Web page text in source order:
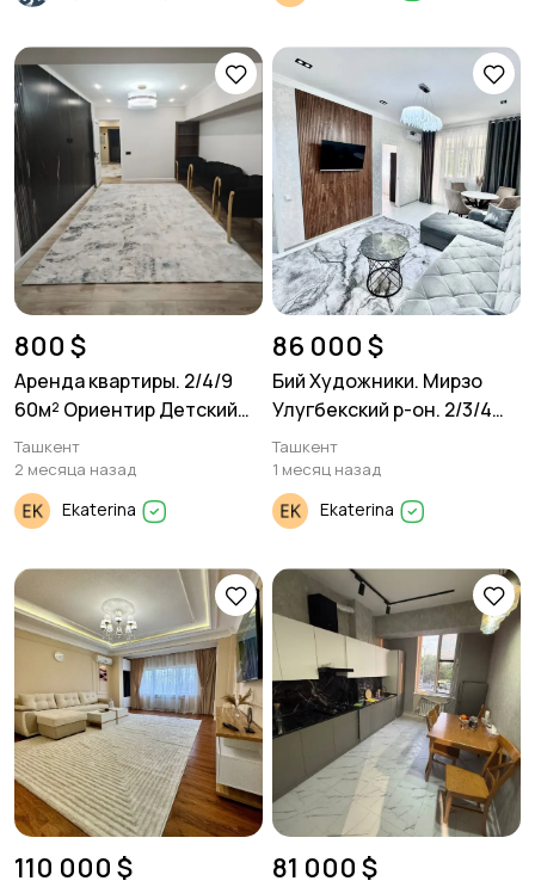
800 $
Аренда квартиры. 2/4/9
60м² Ориентир Детский
мир
Ташкент
2 месяца назад
Ekaterina
86 000 $
Бий Художники. Мирзо
Улугбекский р-он. 2/3/4
50м²
Ташкент
1 месяц назад
Ekaterina
110 000 $ 81 000 $